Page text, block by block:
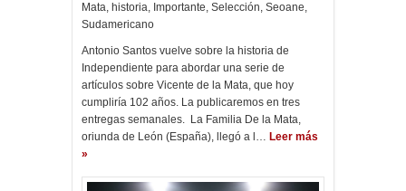
Mata, historia, Importante, Selección, Seoane,
Sudamericano
Antonio Santos vuelve sobre la historia de
Independiente para abordar una serie de
artículos sobre Vicente de la Mata, que hoy
cumpliría 102 años. La publicaremos en tres
entregas semanales. La Familia De la Mata,
oriunda de León (España), llegó a l… Leer más
»